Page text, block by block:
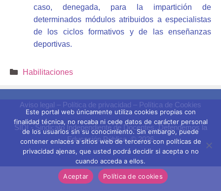
caso, denegada, para la impartición de
determinados módulos atribuidos a especialistas
de los ciclos formativos y de las enseñanzas
deportivas.
Categorías
Habilitaciones
Aviso legal – Política de privacidad – Política de Cookies
SIDI - Sindicato Independiente de Docentes. Defendemos la
Educación Pública. © 2026
Este portal web únicamente utiliza cookies propias con
finalidad técnica, no recaba ni cede datos de carácter personal
de los usuarios sin su conocimiento. Sin embargo, puede
contener enlaces a sitios web de terceros con políticas de
privacidad ajenas, que usted podrá decidir si acepta o no
cuando acceda a ellos.
Aceptar
Política de cookies